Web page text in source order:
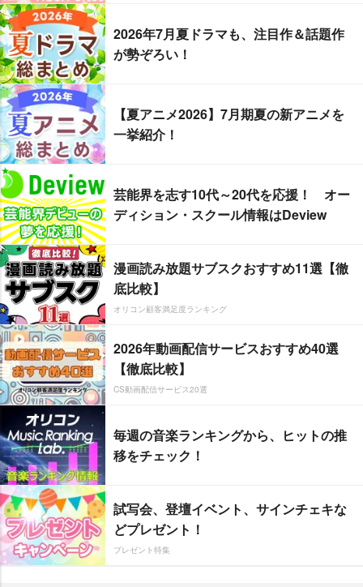
2026年7月夏ドラマも、注目作＆話題作
が勢ぞろい！
【夏アニメ2026】7月期夏の新アニメを
一挙紹介！
芸能界を志す10代～20代を応援！ オー
ディション・スクール情報はDeview
漫画読み放題サブスクおすすめ11選【徹
底比較】
オリコン顧客満足度ランキング
2026年動画配信サービスおすすめ40選
【徹底比較】
CS動画配信サービス20選
毎週の音楽ランキングから、ヒットの推
移をチェック！
試写会、登壇イベント、サインチェキな
どプレゼント！
プレゼント特集